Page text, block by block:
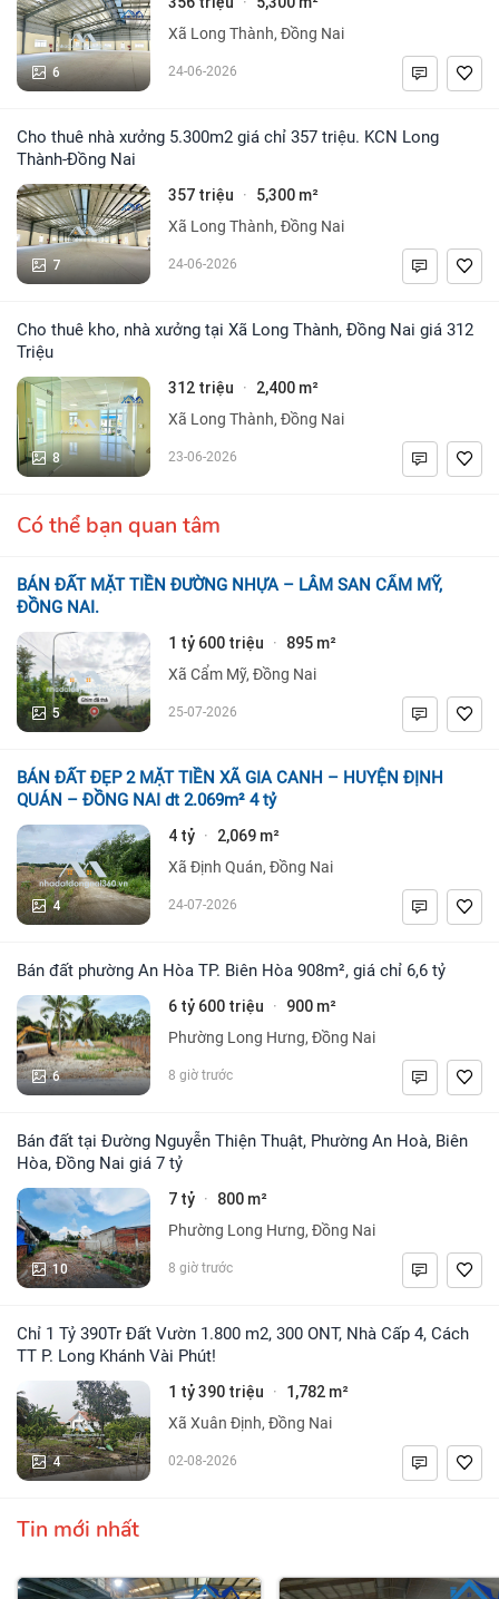
6
Xã Long Thành, Đồng Nai
24-06-2026
Cho thuê nhà xưởng 5.300m2 giá chỉ 357 triệu. KCN Long
Thành-Đồng Nai
7
357 triệu · 5,300 m²
Xã Long Thành, Đồng Nai
24-06-2026
Cho thuê kho, nhà xưởng tại Xã Long Thành, Đồng Nai giá 312
Triệu
8
312 triệu · 2,400 m²
Xã Long Thành, Đồng Nai
23-06-2026
Có thể bạn quan tâm
BÁN ĐẤT MẶT TIỀN ĐƯỜNG NHỰA – LÂM SAN CẨM MỸ,
ĐỒNG NAI.
5
1 tỷ 600 triệu · 895 m²
Xã Cẩm Mỹ, Đồng Nai
25-07-2026
BÁN ĐẤT ĐẸP 2 MẶT TIỀN XÃ GIA CANH – HUYỆN ĐỊNH
QUÁN – ĐỒNG NAI dt 2.069m² 4 tỷ
4
4 tỷ · 2,069 m²
Xã Định Quán, Đồng Nai
24-07-2026
Bán đất phường An Hòa TP. Biên Hòa 908m², giá chỉ 6,6 tỷ
6
6 tỷ 600 triệu · 900 m²
Phường Long Hưng, Đồng Nai
8 giờ trước
Bán đất tại Đường Nguyễn Thiện Thuật, Phường An Hoà, Biên
Hòa, Đồng Nai giá 7 tỷ
10
7 tỷ · 800 m²
Phường Long Hưng, Đồng Nai
8 giờ trước
Chỉ 1 Tỷ 390Tr Đất Vườn 1.800 m2, 300 ONT, Nhà Cấp 4, Cách
TT P. Long Khánh Vài Phút!
4
1 tỷ 390 triệu · 1,782 m²
Xã Xuân Định, Đồng Nai
02-08-2026
Tin mới nhất